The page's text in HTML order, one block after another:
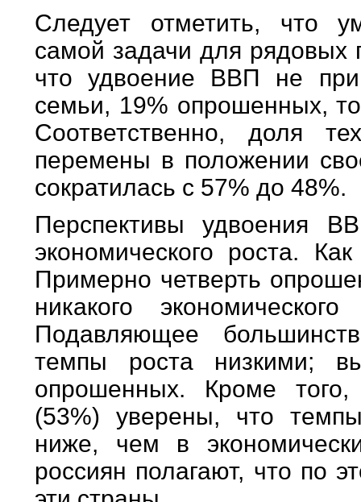
Следует отметить, что
самой задачи для рядовых
что удвоение ВВП не
семьи, 19% опрошенных,
Соответственно, доля
перемены в положении
сократилась с 57% до 48%.
Перспективы удвоения
экономического роста.
Примерно четверть
никакого
Подавляющее
темпы роста низкими;
опрошенных. Кроме того,
(53%) уверены, что
ниже, чем в
россиян полагают, что по